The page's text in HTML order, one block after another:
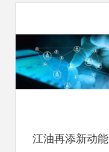
江油再添新动能